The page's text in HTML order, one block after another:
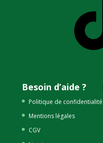
Besoin d’aide ?
Politique de confidentialité
Mentions légales
CGV